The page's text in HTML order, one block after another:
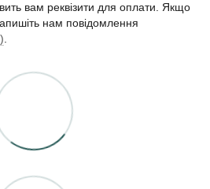
вам реквізити для оплати. Якщо
нам повідомлення